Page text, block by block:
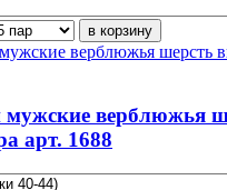
мужские верблюжья
арт. 1688